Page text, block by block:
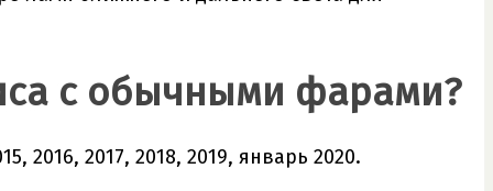
с обычными фарами?
2016, 2017, 2018, 2019, январь 2020.